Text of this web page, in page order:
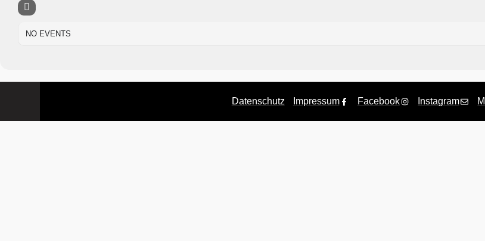
NO EVENTS
Datenschutz Impressum Facebook Instagram